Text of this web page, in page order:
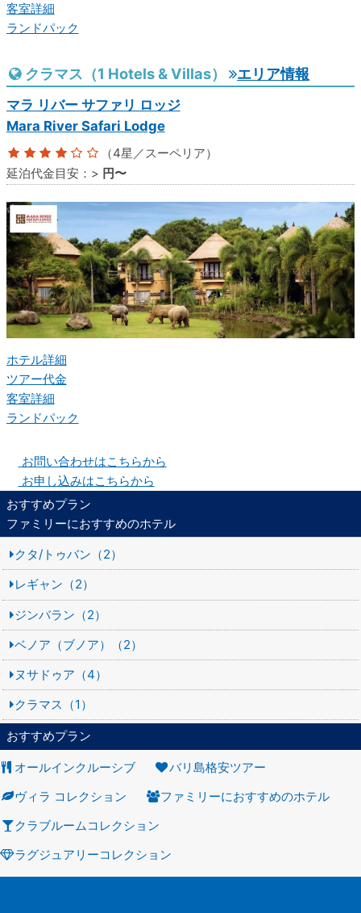
客室詳細
ランドパック
クラマス（1 Hotels & Villas） エリア情報
マラ リバー サファリ ロッジ
Mara River Safari Lodge
（4星／スーペリア）
延泊代金目安： > 円〜
ホテル詳細
ツアー代金
客室詳細
ランドパック
お問い合わせはこちらから
お申し込みはこちらから
おすすめプラン
ファミリーにおすすめのホテル
クタ/トゥバン（2）
レギャン（2）
ジンバラン（2）
ベノア（ブノア）（2）
ヌサドゥア（4）
クラマス（1）
おすすめプラン
オールインクルーシブ
バリ島格安ツアー
ヴィラ コレクション
ファミリーにおすすめのホテル
クラブルームコレクション
ラグジュアリーコレクション